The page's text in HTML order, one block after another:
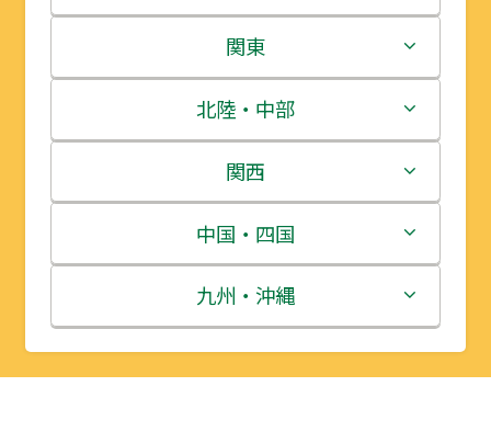
北海道
青森県
岩手県
宮城県
秋田県
山形県
関東
茨城県
栃木県
群馬県
埼玉県
千葉県
北陸・中部
新潟県
富山県
石川県
福井県
関西
三重県
滋賀県
京都府
中国・四国
鳥取県
島根県
九州・沖縄
福岡県